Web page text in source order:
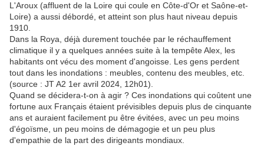
L'Aroux (affluent de la Loire qui coule en Côte-d'Or et Saône-et-
Loire) a aussi débordé, et atteint son plus haut niveau depuis
1910.
Dans la Roya, déjà durement touchée par le réchauffement
climatique il y a quelques années suite à la tempête Alex, les
habitants ont vécu des moment d'angoisse. Les gens perdent
tout dans les inondations : meubles, contenu des meubles, etc.
(source : JT A2 1er avril 2024, 12h01).
Quand se décidera-t-on à agir ? Ces inondations qui coûtent une
fortune aux Français étaient prévisibles depuis plus de cinquante
ans et auraient facilement pu être évitées, avec un peu moins
d'égoïsme, un peu moins de démagogie et un peu plus
d'empathie de la part des dirigeants mondiaux.